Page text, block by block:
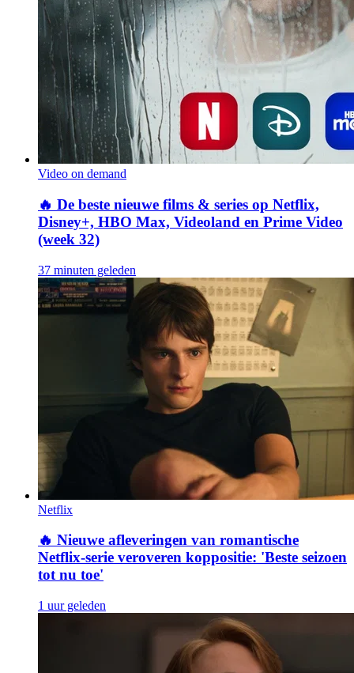
Video on demand
🔥 De beste nieuwe films & series op Netflix,
Disney+, HBO Max, Videoland en Prime Video
(week 32)
37 minuten geleden
Netflix
🔥 Nieuwe afleveringen van romantische
Netflix-serie veroveren koppositie: 'Beste seizoen
tot nu toe'
1 uur geleden